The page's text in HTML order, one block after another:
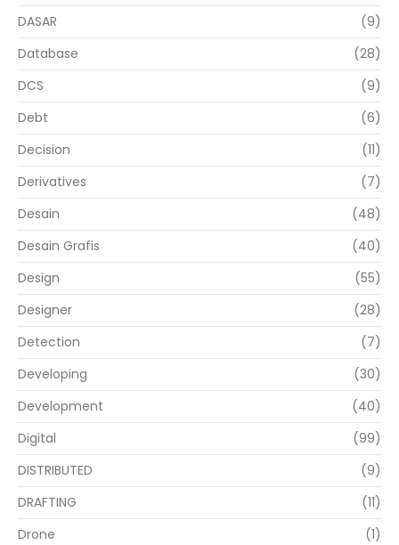
DASAR
(9)
Database
(28)
DCS
(9)
Debt
(6)
Decision
(11)
Derivatives
(7)
Desain
(48)
Desain Grafis
(40)
Design
(55)
Designer
(28)
Detection
(7)
Developing
(30)
Development
(40)
Digital
(99)
DISTRIBUTED
(9)
DRAFTING
(11)
Drone
(1)